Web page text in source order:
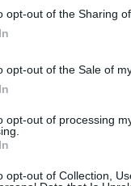
opt-out of the Sharing
opt-out of the Sale of
opt-out of processing
opt-out of Collection,
și în urmă cu 3
şcoala unde de
şi unde un
de o colegă